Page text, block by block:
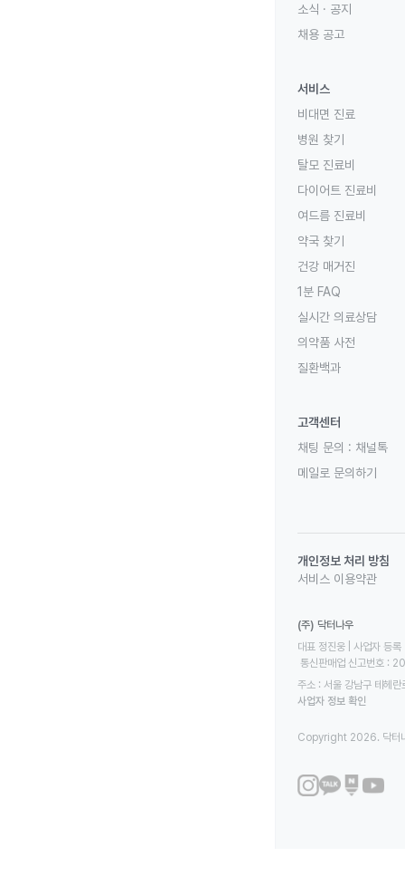
소식 · 공지
채용 공고
서비스
비대면 진료
병원 찾기
탈모 진료비
다이어트 진료비
여드름 진료비
약국 찾기
건강 매거진
1분 FAQ
실시간 의료상담
의약품 사전
질환백과
고객센터
채팅 문의 : 채널톡
메일로 문의하기
개인정보 처리 방침
서비스 이용약관
(주) 닥터나우
대표 정진웅 | 사업자
통신판매업 신고번호
주소 : 서울 강남구 테헤
사업자 정보 확인
Copyright 2026. 닥터